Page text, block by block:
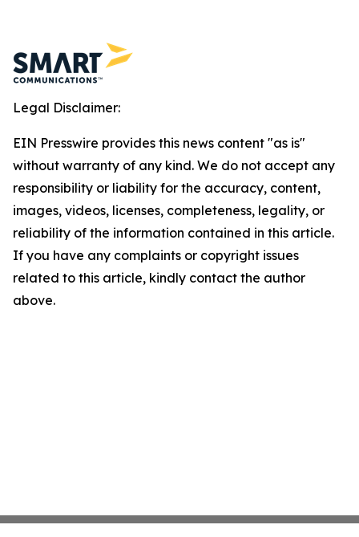
Legal Disclaimer:
EIN Presswire provides this news content "as is"
without warranty of any kind. We do not accept any
responsibility or liability for the accuracy, content,
images, videos, licenses, completeness, legality, or
reliability of the information contained in this article.
If you have any complaints or copyright issues
related to this article, kindly contact the author
above.